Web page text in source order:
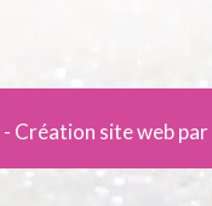
- Création site web par